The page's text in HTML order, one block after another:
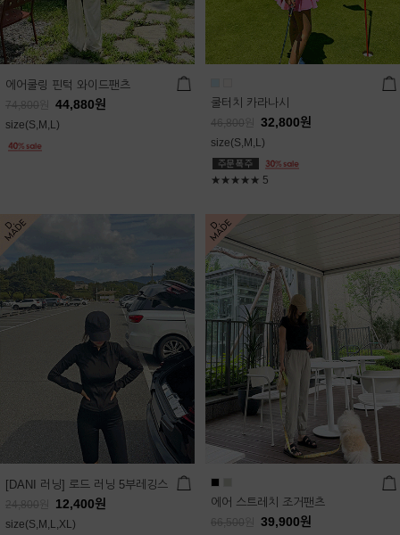
에어쿨링 핀턱 와이드팬츠
74,800 44,880원
size(S,M,L)
쿨터치 카라나시
46,800 32,800원
size(S,M,L)
★★★★★ 5
[DANI 러닝] 로드 러닝 5부레깅스
24,800 12,400원
size(S,M,L,XL)
에어 스트레치 조거팬츠
66,500 39,900원